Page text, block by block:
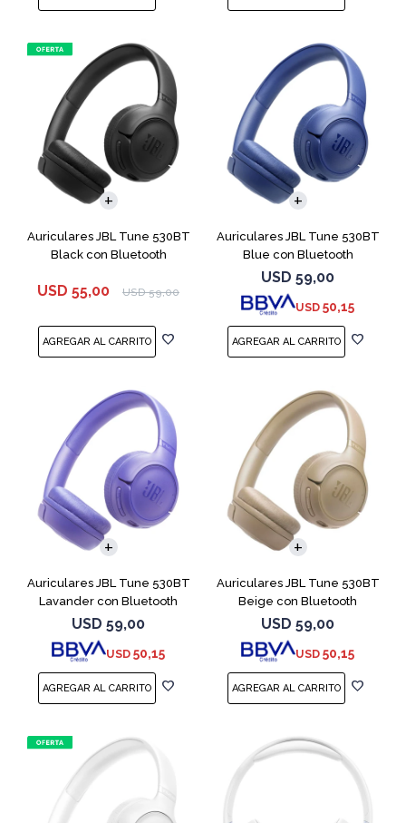
Auriculares JBL Tune 530BT
Black con Bluetooth
USD 55,00 USD 59,00
Auriculares JBL Tune 530BT
Blue con Bluetooth
USD 59,00
USD 50,15
Auriculares JBL Tune 530BT
Lavander con Bluetooth
USD 59,00
USD 50,15
Auriculares JBL Tune 530BT
Beige con Bluetooth
USD 59,00
USD 50,15